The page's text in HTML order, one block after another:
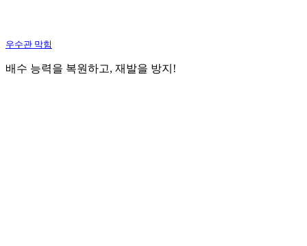
우수관 막힘
배수 능력을 복원하고, 재발을 방지!